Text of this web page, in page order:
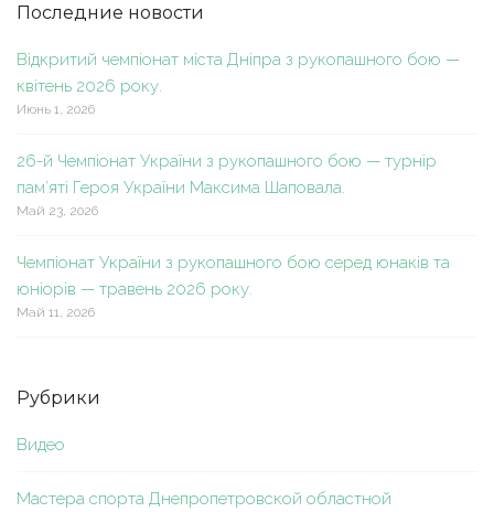
Последние новости
Відкритий чемпіонат міста Дніпра з рукопашного бою —
квітень 2026 року.
Июнь 1, 2026
26-й Чемпіонат України з рукопашного бою — турнір
пам’яті Героя України Максима Шаповала.
Май 23, 2026
Чемпіонат України з рукопашного бою серед юнаків та
юніорів — травень 2026 року.
Май 11, 2026
Рубрики
Видео
Мастера спорта Днепропетровской областной